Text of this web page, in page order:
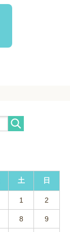
土 日
1 2
8 9